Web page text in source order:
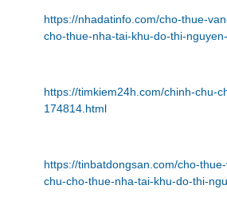
https://nhadatinfo.com/cho-thue-
cho-thue-nha-tai-khu-do-thi-
https://timkiem24h.com/chinh-chu-
174814.html
https://tinbatdongsan.com/cho-
chu-cho-thue-nha-tai-khu-do-thi-